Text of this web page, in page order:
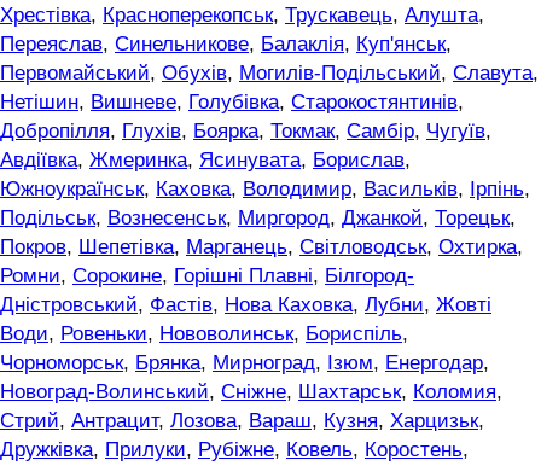
Хрестівка, Красноперекопськ, Трускавець, Алушта,
Переяслав, Синельникове, Балаклія, Куп'янськ,
Первомайський, Обухів, Могилів-Подільський, Славута,
Нетішин, Вишневе, Голубівка, Старокостянтинів,
Добропілля, Глухів, Боярка, Токмак, Самбір, Чугуїв,
Авдіївка, Жмеринка, Ясинувата, Борислав,
Южноукраїнськ, Каховка, Володимир, Васильків, Ірпінь,
Подільськ, Вознесенськ, Миргород, Джанкой, Торецьк,
Покров, Шепетівка, Марганець, Світловодськ, Охтирка,
Ромни, Сорокине, Горішні Плавні, Білгород-
Дністровський, Фастів, Нова Каховка, Лубни, Жовті
Води, Ровеньки, Нововолинськ, Бориспіль,
Чорноморськ, Брянка, Мирноград, Ізюм, Енергодар,
Новоград-Волинський, Сніжне, Шахтарськ, Коломия,
Стрий, Антрацит, Лозова, Вараш, Кузня, Харцизьк,
Дружківка, Прилуки, Рубіжне, Ковель, Коростень,